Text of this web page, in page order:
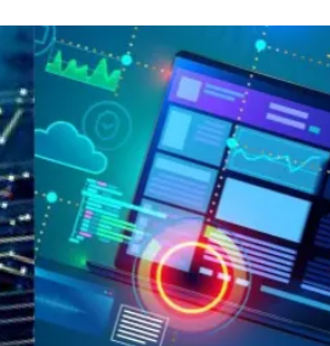
Restaurant